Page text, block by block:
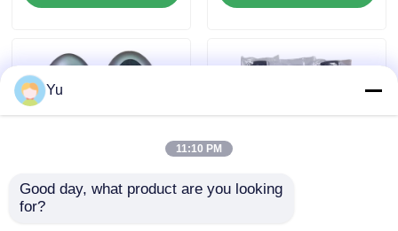
H6261-02/662F-
Yu
11:10 PM
Good day, what product are you looking
for?